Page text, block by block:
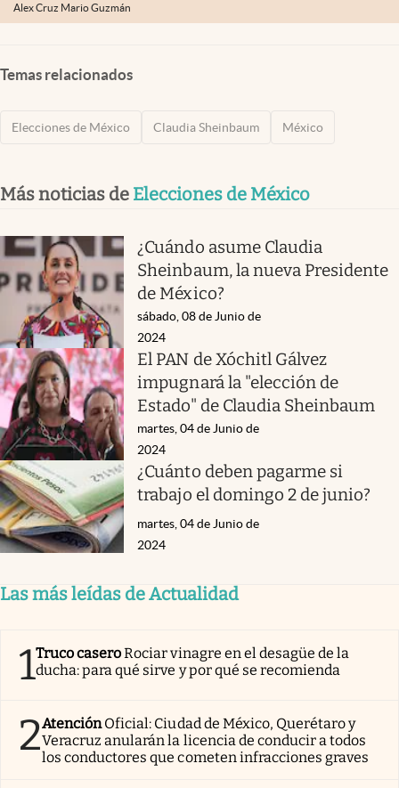
Alex Cruz Mario Guzmán
Temas relacionados
Elecciones de México Claudia Sheinbaum México
Más noticias de Elecciones de México
¿Cuándo asume Claudia
Sheinbaum, la nueva Presidente
de México?
sábado, 08 de Junio de
2024
El PAN de Xóchitl Gálvez
impugnará la "elección de
Estado" de Claudia Sheinbaum
martes, 04 de Junio de
2024
¿Cuánto deben pagarme si
trabajo el domingo 2 de junio?
martes, 04 de Junio de
2024
Las más leídas de Actualidad
1Truco caseroRociar vinagre en el desagüe de la
ducha: para qué sirve y por qué se recomienda
2AtenciónOficial: Ciudad de México, Querétaro y
Veracruz anularán la licencia de conducir a todos
los conductores que cometen infracciones graves